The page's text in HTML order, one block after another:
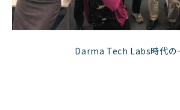
Darma Tech Labs時代の